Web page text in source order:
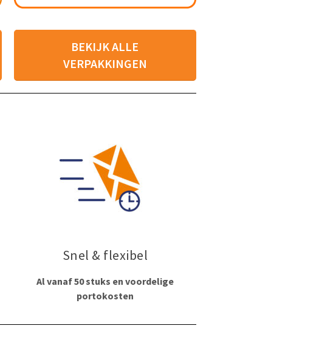
BEKIJK ALLE
VERPAKKINGEN
Snel & flexibel
Al vanaf 50 stuks en voordelige
portokosten